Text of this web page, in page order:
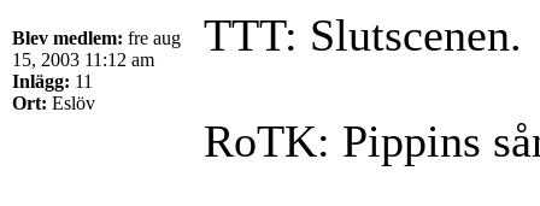
Blev medlem: fre aug
15, 2003 11:12 am
Inlägg: 11
Ort: Eslöv
TTT: Slutscenen.
RoTK: Pippins